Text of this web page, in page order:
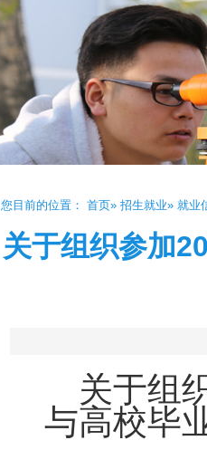
您目前的位置： 首页» 招生就业» 就业
关于组织参加
关于组
与高校毕